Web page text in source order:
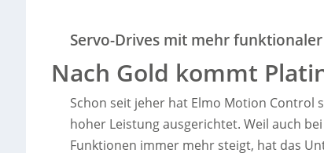
Servo-Drives mit mehr
Nach Gold kommt
Schon seit jeher hat Elmo Motion Control
hoher Leistung ausgerichtet. Weil auch
Funktionen immer mehr steigt, hat das